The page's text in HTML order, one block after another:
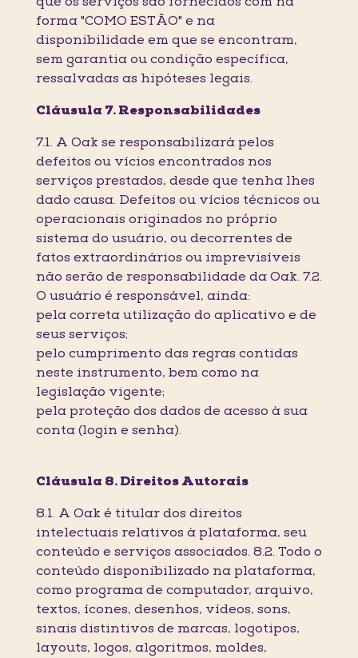
forma "COMO ESTÃO" e na
disponibilidade em que se encontram,
sem garantia ou condição específica,
ressalvadas as hipóteses legais.
Cláusula 7. Responsabilidades
7.1. A Oak se responsabilizará pelos
defeitos ou vícios encontrados nos
serviços prestados, desde que tenha lhes
dado causa. Defeitos ou vícios técnicos ou
operacionais originados no próprio
sistema do usuário, ou decorrentes de
fatos extraordinários ou imprevisíveis
não serão de responsabilidade da Oak. 7.2.
O usuário é responsável, ainda:
pela correta utilização do aplicativo e de
seus serviços;
pelo cumprimento das regras contidas
neste instrumento, bem como na
legislação vigente;
pela proteção dos dados de acesso à sua
conta (login e senha).
Cláusula 8. Direitos Autorais
8.1. A Oak é titular dos direitos
intelectuais relativos à plataforma, seu
conteúdo e serviços associados. 8.2. Todo o
conteúdo disponibilizado na plataforma,
como programa de computador, arquivo,
textos, ícones, desenhos, vídeos, sons,
sinais distintivos de marcas, logotipos,
layouts, logos, algoritmos, moldes,